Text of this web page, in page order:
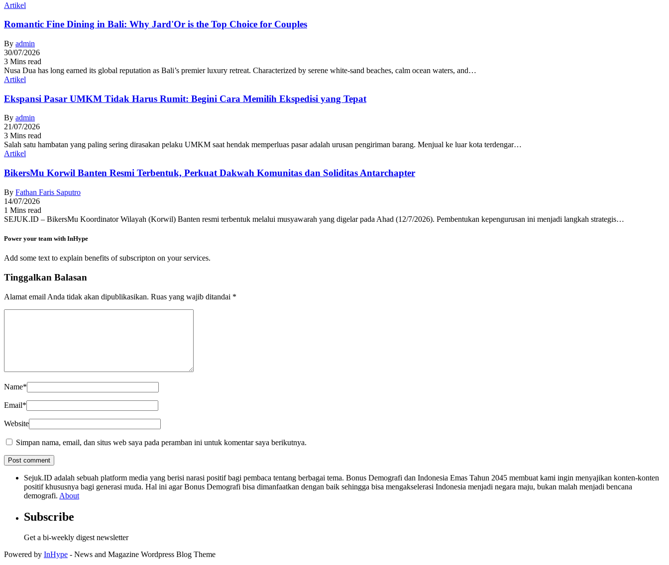
Artikel
Romantic Fine Dining in Bali: Why Jard'Or is the Top Choice for Couples
By admin
30/07/2026
3 Mins read
Nusa Dua has long earned its global reputation as Bali’s premier luxury retreat. Characterized by serene white-sand beaches, calm ocean waters, and…
Artikel
Ekspansi Pasar UMKM Tidak Harus Rumit: Begini Cara Memilih Ekspedisi yang Tepat
By admin
21/07/2026
3 Mins read
Salah satu hambatan yang paling sering dirasakan pelaku UMKM saat hendak memperluas pasar adalah urusan pengiriman barang. Menjual ke luar kota terdengar…
Artikel
BikersMu Korwil Banten Resmi Terbentuk, Perkuat Dakwah Komunitas dan Soliditas Antarchapter
By Fathan Faris Saputro
14/07/2026
1 Mins read
SEJUK.ID – BikersMu Koordinator Wilayah (Korwil) Banten resmi terbentuk melalui musyawarah yang digelar pada Ahad (12/7/2026). Pembentukan kepengurusan ini menjadi langkah strategis…
Power your team with InHype
Add some text to explain benefits of subscripton on your services.
Tinggalkan Balasan
Alamat email Anda tidak akan dipublikasikan. Ruas yang wajib ditandai *
Name*
Email*
Website
Simpan nama, email, dan situs web saya pada peramban ini untuk komentar saya berikutnya.
Sejuk.ID adalah sebuah platform media yang berisi narasi positif bagi pembaca tentang berbagai tema. Bonus Demografi dan Indonesia Emas Tahun 2045 membuat kami ingin menyajikan konten-konten
positif khususnya bagi generasi muda. Hal ini agar Bonus Demografi bisa dimanfaatkan dengan baik sehingga bisa mengakselerasi Indonesia menjadi negara maju, bukan malah menjadi bencana
demografi. About
Subscribe
Get a bi-weekly digest newsletter
Powered by InHype - News and Magazine Wordpress Blog Theme